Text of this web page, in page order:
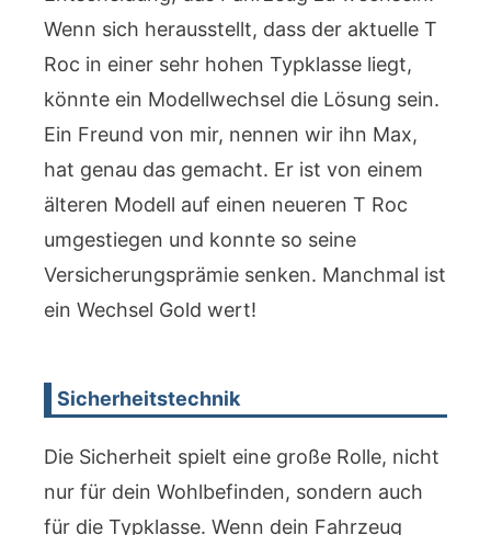
Wenn sich herausstellt, dass der aktuelle T
Roc in einer sehr hohen Typklasse liegt,
könnte ein Modellwechsel die Lösung sein.
Ein Freund von mir, nennen wir ihn Max,
hat genau das gemacht. Er ist von einem
älteren Modell auf einen neueren T Roc
umgestiegen und konnte so seine
Versicherungsprämie senken. Manchmal ist
ein Wechsel Gold wert!
Sicherheitstechnik
Die Sicherheit spielt eine große Rolle, nicht
nur für dein Wohlbefinden, sondern auch
für die Typklasse. Wenn dein Fahrzeug